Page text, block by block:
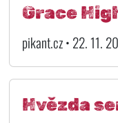
Grace
pikant.cz • 22. 11.
Hvězda